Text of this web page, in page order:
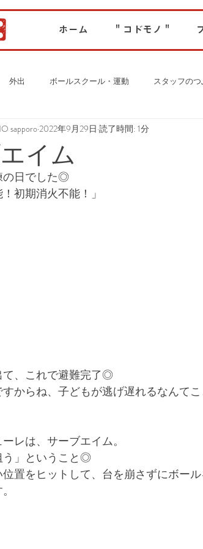
ホーム " コドモノ "
外出 ボールスクール・運動 スタッフのつ
イム
sapporo2022年9月29日 読了時間: 1分
の日でした◎
初期消火不能！」
て、これで避難完了◎
からね、子どもが逃げ遅れるなんて
レは、サーブエイム。
う」ということ◎
置をヒットして、台を崩さずにボー